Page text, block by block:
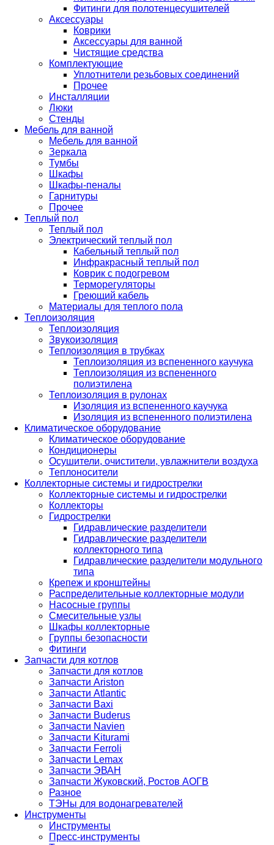
Фитинги для полотенцесушителей
Аксессуары
Коврики
Аксессуары для ванной
Чистящие средства
Комплектующие
Уплотнители резьбовых соединений
Прочее
Инсталляции
Люки
Стенды
Мебель для ванной
Мебель для ванной
Зеркала
Тумбы
Шкафы
Шкафы-пеналы
Гарнитуры
Прочее
Теплый пол
Теплый пол
Электрический теплый пол
Кабельный теплый пол
Инфракрасный теплый пол
Коврик с подогревом
Терморегуляторы
Греющий кабель
Материалы для теплого пола
Теплоизоляция
Теплоизоляция
Звукоизоляция
Теплоизоляция в трубках
Теплоизоляция из вспененного каучука
Теплоизоляция из вспененного
полиэтилена
Теплоизоляция в рулонах
Изоляция из вспененного каучука
Изоляция из вспененного полиэтилена
Климатическое оборудование
Климатическое оборудование
Кондиционеры
Осушители, очистители, увлажнители воздуха
Теплоносители
Коллекторные системы и гидрострелки
Коллекторные системы и гидрострелки
Коллекторы
Гидрострелки
Гидравлические разделители
Гидравлические разделители
коллекторного типа
Гидравлические разделители модульного
типа
Крепеж и кронштейны
Распределительные коллекторные модули
Насосные группы
Смесительные узлы
Шкафы коллекторные
Группы безопасности
Фитинги
Запчасти для котлов
Запчасти для котлов
Запчасти Ariston
Запчасти Atlantic
Запчасти Baxi
Запчасти Buderus
Запчасти Navien
Запчасти Kiturami
Запчасти Ferroli
Запчасти Lemax
Запчасти ЭВАН
Запчасти Жуковский, Ростов АОГВ
Разное
ТЭНы для водонагревателей
Инструменты
Инструменты
Пресс-инструменты